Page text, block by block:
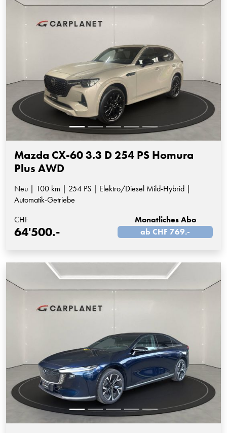
Mazda CX-60 3.3 D 254 PS Homura
Plus AWD
Neu | 100 km | 254 PS | Elektro/Diesel Mild-Hybrid |
Automatik-Getriebe
CHF
64'500.-
Monatliches Abo
ab CHF 769.-